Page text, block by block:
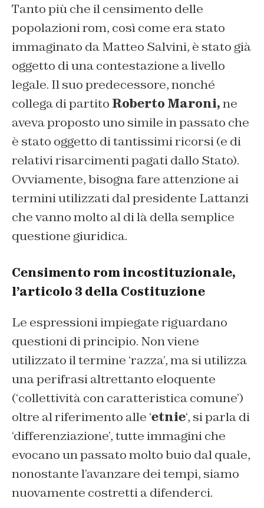
Tanto più che il censimento delle
popolazioni rom, così come era stato
immaginato da Matteo Salvini, è stato già
oggetto di una contestazione a livello
legale. Il suo predecessore, nonché
collega di partito Roberto Maroni,ne
aveva proposto uno simile in passato che
è stato oggetto di tantissimi ricorsi (e di
relativi risarcimenti pagati dallo Stato).
Ovviamente, bisogna fare attenzione ai
termini utilizzati dal presidente Lattanzi
che vanno molto al di là della semplice
questione giuridica.
Censimento rom incostituzionale,
l’articolo 3 della Costituzione
Le espressioni impiegate riguardano
questioni di principio. Non viene
utilizzato il termine ‘razza’, ma si utilizza
una perifrasi altrettanto eloquente
(‘collettività con caratteristica comune’)
oltre al riferimento alle ‘etnie‘, si parla di
‘differenziazione’, tutte immagini che
evocano un passato molto buio dal quale,
nonostante l’avanzare dei tempi, siamo
nuovamente costretti a difenderci.